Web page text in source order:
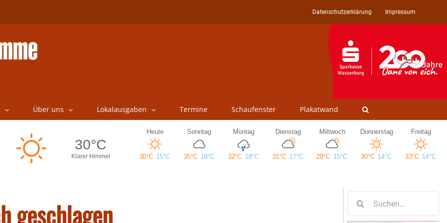
Datenschutzerklärung Impressum
Über uns Lokalausgaben Termine Schaufenster Plakatwand
geschlagen
nach: